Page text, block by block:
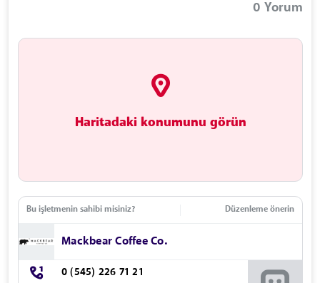
0 Yorum
Haritadaki konumunu görün
Bu işletmenin sahibi misiniz? Düzenleme önerin
Mackbear Coffee Co.
0 (545) 226 71 21